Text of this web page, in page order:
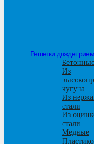
Решетки
Бетонные
Из
чугуна
Из
стали
Из
стали
Медные